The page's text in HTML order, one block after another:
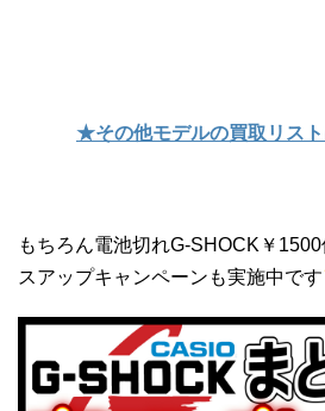
★その他モデルの買取リス
もちろん電池切れG-SHOCK￥
スアップキャンペーンも実施中です